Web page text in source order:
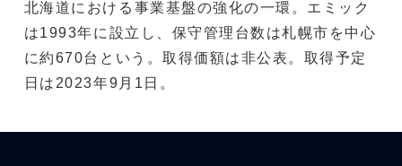
北海道における事業基盤の強化の一環。エミック
は1993年に設立し、保守管理台数は札幌市を中心
に約670台という。取得価額は非公表。取得予定
日は2023年9月1日。